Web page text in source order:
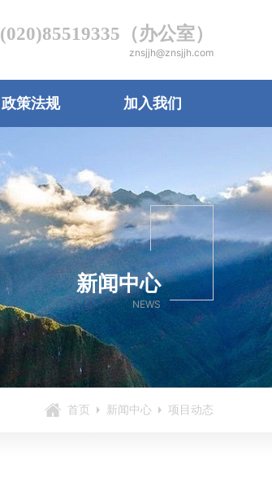
(020)85519335（办公室）
znsjjh@znsjjh.com
政策法规 加入我们
新闻中心
NEWS
首页 新闻中心 项目动态